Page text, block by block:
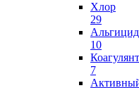
Хлор
29
Альгицид
10
Коагулянт
7